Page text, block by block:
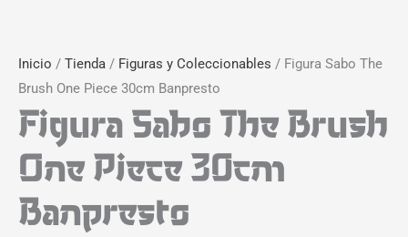
Inicio / Tienda / Figuras y Coleccionables / Figura Sabo The
Brush One Piece 30cm Banpresto
Figura Sabo The Brush
One Piece 30cm
Banpresto